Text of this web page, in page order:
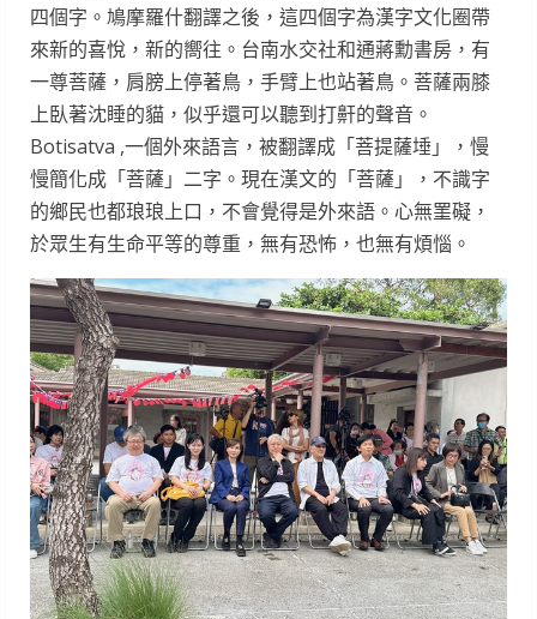
四個字。鳩摩羅什翻譯之後，這四個字為漢字文化圈帶
來新的喜悅，新的嚮往。台南水交社和通蔣勳書房，有
一尊菩薩，肩膀上停著鳥，手臂上也站著鳥。菩薩兩膝
上臥著沈睡的貓，似乎還可以聽到打鼾的聲音。
Botisatva ,一個外來語言，被翻譯成「菩提薩埵」，慢
慢簡化成「菩薩」二字。現在漢文的「菩薩」，不識字
的鄉民也都琅琅上口，不會覺得是外來語。心無罣礙，
於眾生有生命平等的尊重，無有恐怖，也無有煩惱。